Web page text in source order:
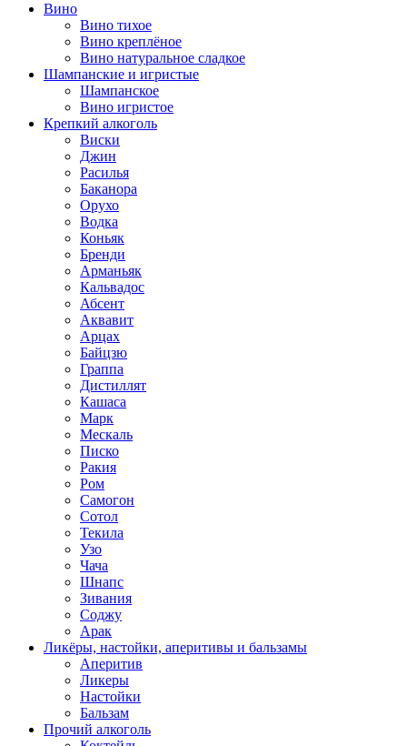
Вино
Вино тихое
Вино креплёное
Вино натуральное сладкое
Шампанские и игристые
Шампанское
Вино игристое
Крепкий алкоголь
Виски
Джин
Расилья
Баканора
Орухо
Водка
Коньяк
Бренди
Арманьяк
Кальвадос
Абсент
Аквавит
Арцах
Байцзю
Граппа
Дистиллят
Кашаса
Марк
Мескаль
Писко
Ракия
Ром
Самогон
Сотол
Текила
Узо
Чача
Шнапс
Зивания
Соджу
Арак
Ликёры, настойки, аперитивы и бальзамы
Аперитив
Ликеры
Настойки
Бальзам
Прочий алкоголь